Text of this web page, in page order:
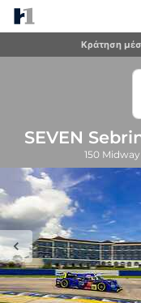
Κράτηση
SEVEN
150